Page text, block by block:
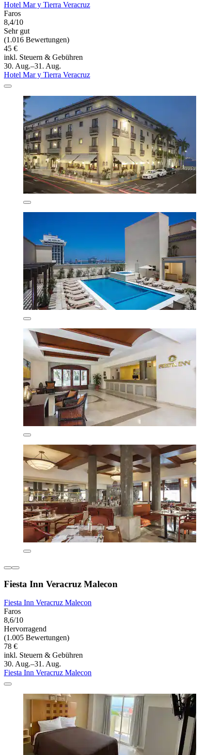
Hotel Mar y Tierra Veracruz
Faros
8,4/10
Sehr gut
(1.016 Bewertungen)
45 €
inkl. Steuern & Gebühren
30. Aug.–31. Aug.
Hotel Mar y Tierra Veracruz
Fiesta Inn Veracruz Malecon
Fiesta Inn Veracruz Malecon
Faros
8,6/10
Hervorragend
(1.005 Bewertungen)
78 €
inkl. Steuern & Gebühren
30. Aug.–31. Aug.
Fiesta Inn Veracruz Malecon